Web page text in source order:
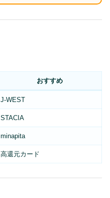
おすすめ
J-WEST
STACIA
minapita
高還元カード